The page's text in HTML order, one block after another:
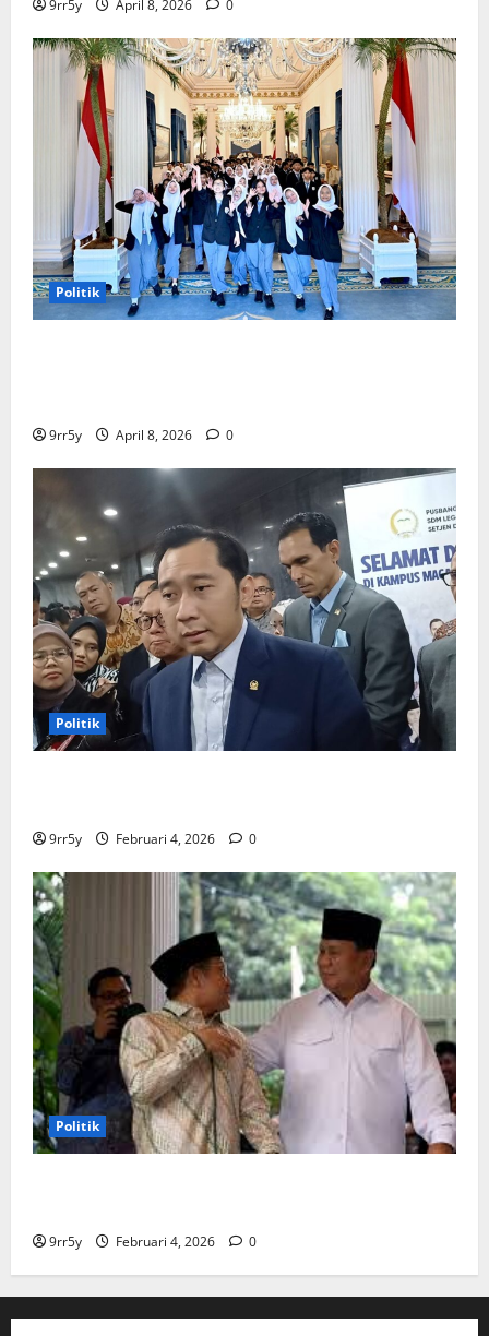
9rr5y April 8, 2026 0
Politik
9rr5y April 8, 2026 0
Politik
9rr5y Februari 4, 2026 0
Politik
9rr5y Februari 4, 2026 0